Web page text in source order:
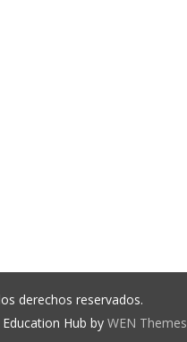
derechos reservados.
Education Hub by WEN Themes